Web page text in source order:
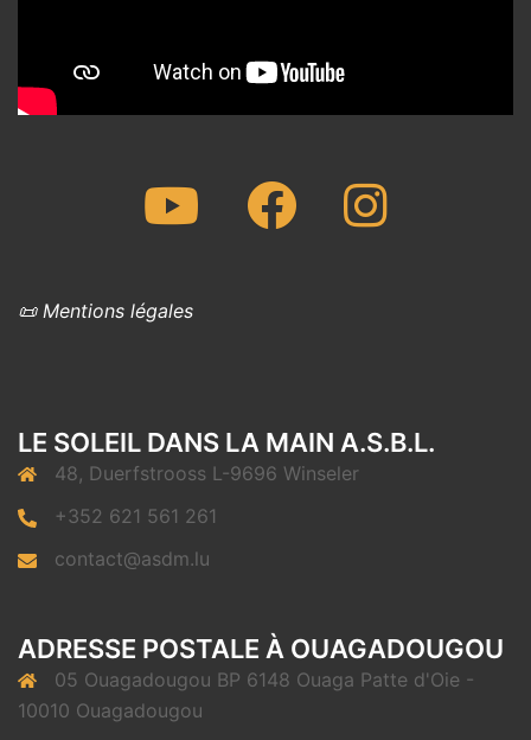
Youtube FacebookInstagram
📜 Mentions légales
LE SOLEIL DANS LA MAIN A.S.B.L.
48, Duerfstrooss L-9696 Winseler
+352 621 561 261
contact@asdm.lu
ADRESSE POSTALE À OUAGADOUGOU
05 Ouagadougou BP 6148 Ouaga Patte d'Oie -
10010 Ouagadougou